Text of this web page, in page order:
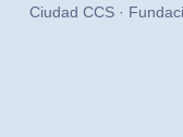
Ciudad CCS ·